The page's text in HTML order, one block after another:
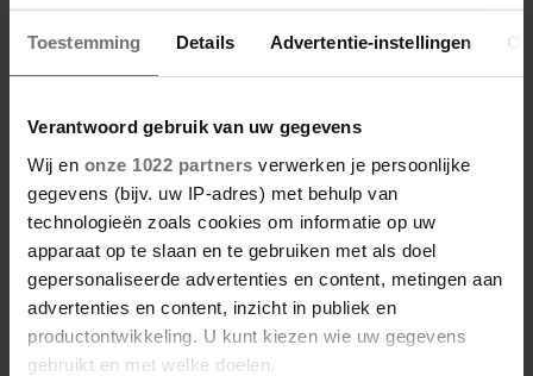
Toestemming Details Advertentie-instellingen
Verantwoord gebruik van uw gegevens
Wij en onze 1022 partners verwerken je persoonlijke
gegevens (bijv. uw IP-adres) met behulp van
technologieën zoals cookies om informatie op uw
apparaat op te slaan en te gebruiken met als doel
gepersonaliseerde advertenties en content, metingen aan
advertenties en content, inzicht in publiek en
productontwikkeling. U kunt kiezen wie uw gegevens
gebruikt en met welke doelen.